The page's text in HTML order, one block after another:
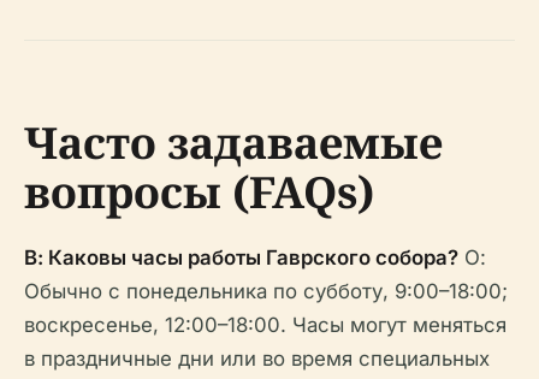
Часто задаваемые
вопросы (FAQs)
В: Каковы часы работы Гаврского собора? О:
Обычно с понедельника по субботу, 9:00–18:00;
воскресенье, 12:00–18:00. Часы могут меняться
в праздничные дни или во время специальных